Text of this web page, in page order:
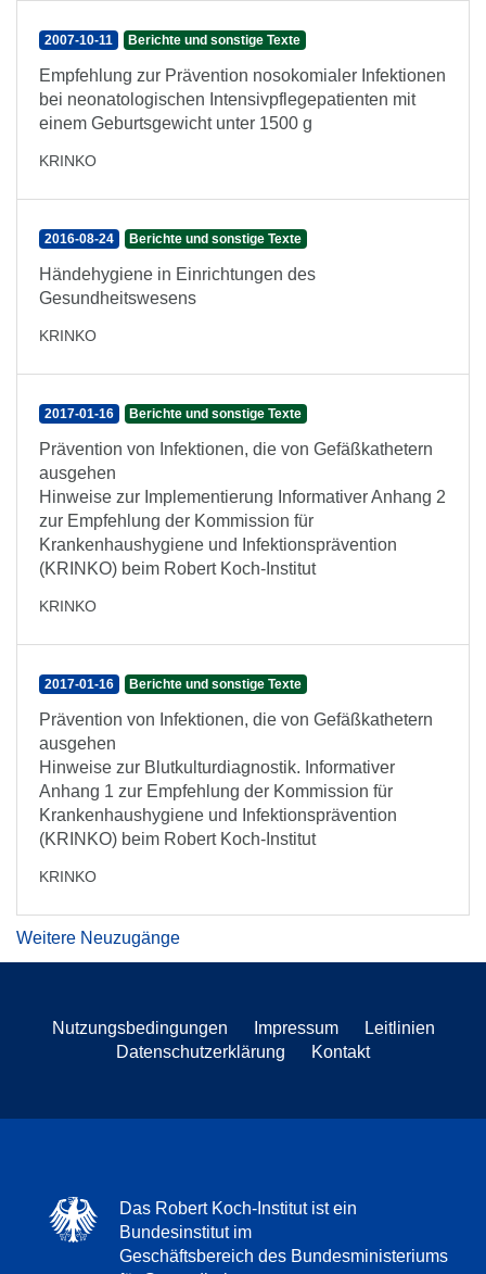
2007-10-11 Berichte und sonstige Texte
Empfehlung zur Prävention nosokomialer Infektionen
bei neonatologischen Intensivpflegepatienten mit
einem Geburtsgewicht unter 1500 g
KRINKO
2016-08-24 Berichte und sonstige Texte
Händehygiene in Einrichtungen des
Gesundheitswesens
KRINKO
2017-01-16 Berichte und sonstige Texte
Prävention von Infektionen, die von Gefäßkathetern
ausgehen
Hinweise zur Implementierung Informativer Anhang 2
zur Empfehlung der Kommission für
Krankenhaushygiene und Infektionsprävention
(KRINKO) beim Robert Koch-Institut
KRINKO
2017-01-16 Berichte und sonstige Texte
Prävention von Infektionen, die von Gefäßkathetern
ausgehen
Hinweise zur Blutkulturdiagnostik. Informativer
Anhang 1 zur Empfehlung der Kommission für
Krankenhaushygiene und Infektionsprävention
(KRINKO) beim Robert Koch-Institut
KRINKO
Weitere Neuzugänge
Nutzungsbedingungen Impressum
Leitlinien
Datenschutzerklärung
Kontakt
Das Robert Koch-Institut ist ein
Bundesinstitut im
Geschäftsbereich des Bundesministeriums